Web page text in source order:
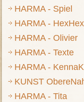
HARMA - Spiel
HARMA - HexHex
HARMA - Olivier
HARMA - Texte
HARMA -
KUNST
HARMA - Tita